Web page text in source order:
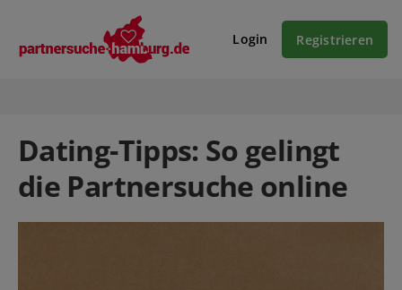
Login Registrieren
Dating-Tipps: So gelingt
die Partnersuche online